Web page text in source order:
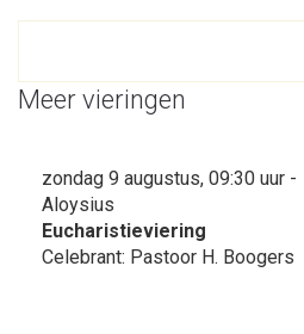
Meer vieringen
zondag 9 augustus, 09:30 uur -
Aloysius
Eucharistieviering
Celebrant: Pastoor H. Boogers